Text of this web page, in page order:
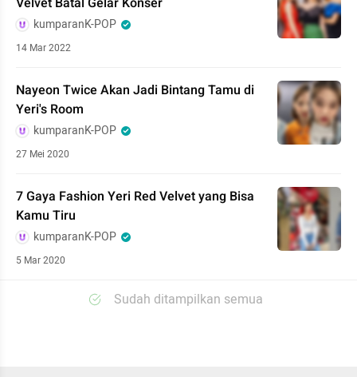
kumparanK-POP
14 Mar 2022
Nayeon Twice Akan Jadi Bintang Tamu di
Yeri's Room
kumparanK-POP
27 Mei 2020
7 Gaya Fashion Yeri Red Velvet yang Bisa
Kamu Tiru
kumparanK-POP
5 Mar 2020
Sudah ditampilkan semua